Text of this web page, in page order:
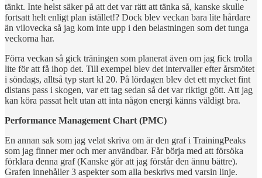
tänkt. Inte helst säker på att det var rätt att tänka så, kanske skulle
fortsatt helt enligt plan istället!? Dock blev veckan bara lite hårdare
än vilovecka så jag kom inte upp i den belastningen som det tunga
veckorna har.
Förra veckan så gick träningen som planerat även om jag fick trolla
lite för att få ihop det. Till exempel blev det intervaller efter årsmötet
i söndags, alltså typ start kl 20. På lördagen blev det ett mycket fint
distans pass i skogen, var ett tag sedan så det var riktigt gött. Att jag
kan köra passat helt utan att inta någon energi känns väldigt bra.
Performance Management Chart (PMC)
En annan sak som jag velat skriva om är den graf i TrainingPeaks
som jag finner mer och mer användbar. Får börja med att försöka
förklara denna graf (Kanske gör att jag förstår den ännu bättre).
Grafen innehåller 3 aspekter som alla beskrivs med varsin linje.